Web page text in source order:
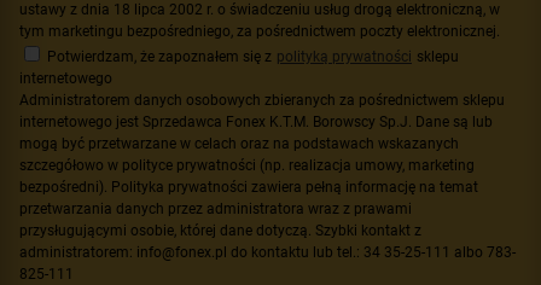
ustawy z dnia 18 lipca 2002 r. o świadczeniu usług drogą elektroniczną, w
tym marketingu bezpośredniego, za pośrednictwem poczty elektronicznej.
Potwierdzam, że zapoznałem się z polityką prywatności sklepu
internetowego
Administratorem danych osobowych zbieranych za pośrednictwem sklepu
internetowego jest Sprzedawca Fonex K.T.M. Borowscy Sp.J. Dane są lub
mogą być przetwarzane w celach oraz na podstawach wskazanych
szczegółowo w polityce prywatności (np. realizacja umowy, marketing
bezpośredni). Polityka prywatności zawiera pełną informację na temat
przetwarzania danych przez administratora wraz z prawami
przysługującymi osobie, której dane dotyczą. Szybki kontakt z
administratorem: info@fonex.pl do kontaktu lub tel.: 34 35-25-111 albo 783-
825-111